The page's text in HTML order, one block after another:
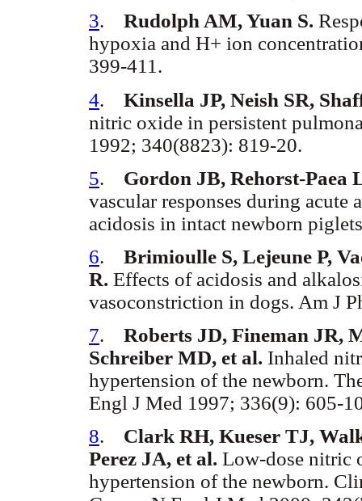
3. Rudolph AM, Yuan S.
hypoxia and H+ ion
399-411.
4. Kinsella JP, Neish SR,
nitric oxide in persistent
1992; 340(8823): 819-20.
5. Gordon JB, Rehorst-
vascular responses during acute
acidosis in intact newborn
6. Brimioulle S, Lejeune P,
R. Effects of acidosis and
vasoconstriction in dogs. Am J
7. Roberts JD, Fineman JR,
Schreiber MD, et al. Inhaled
hypertension of the newborn.
Engl J Med 1997; 336(9): 605-
8. Clark RH, Kueser TJ,
Perez JA, et al. Low-dose nitric
hypertension of the newborn.